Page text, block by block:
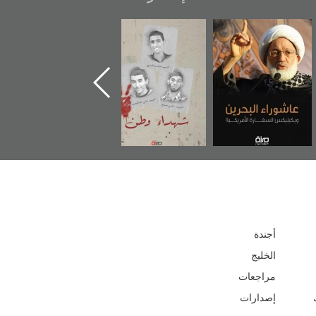
شهداء وطن
«جَوْ»: رواية
المعتقل جهاد
أجندة
الخليج
مراجعات
إصدارات